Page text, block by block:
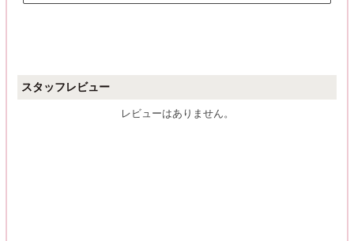
スタッフレビュー
レビューはありません。